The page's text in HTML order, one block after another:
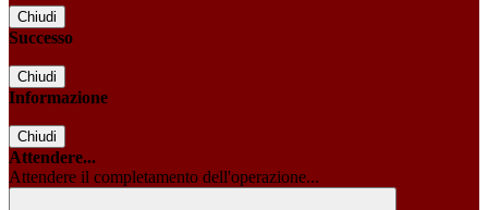
Chiudi
Successo
Chiudi
Informazione
Chiudi
Attendere...
Attendere il completamento dell'operazione...